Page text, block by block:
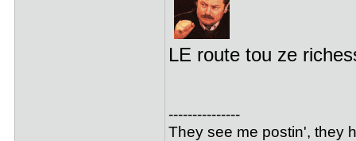
LE route tou ze
---------------
They see me postin', they